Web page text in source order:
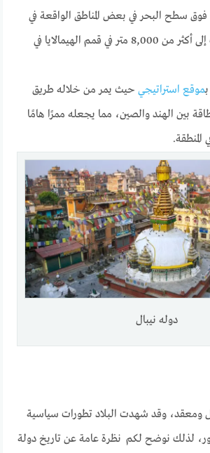
من 60 مترًا فوق سطح البحر في بعض المناطق الواقعة في
التراث في الجنوب إلى أكثر من 8,000 متر في قمم الهيمالايا في
موقع استراتيجي حيث يمر من خلاله طريق
بين الهند والصين، مما يجعله ممرًا هامًا
المنطقة.
دوله نيبال
ومعقد، وقد شهدت البلاد تطورات سياسية
لذلك نوضح لكم نظرة عامة عن تاريخ دولة